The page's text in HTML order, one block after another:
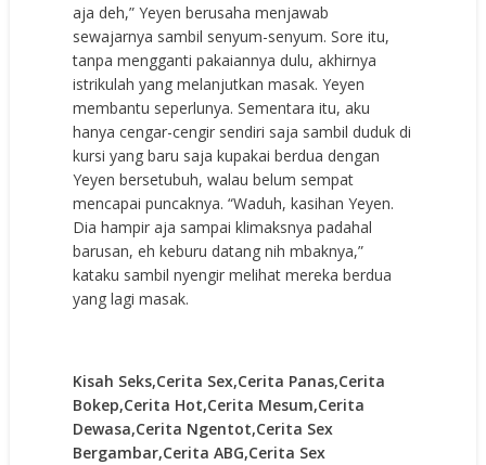
aja deh,” Yeyen berusaha menjawab
sewajarnya sambil senyum-senyum. Sore itu,
tanpa mengganti pakaiannya dulu, akhirnya
istrikulah yang melanjutkan masak. Yeyen
membantu seperlunya. Sementara itu, aku
hanya cengar-cengir sendiri saja sambil duduk di
kursi yang baru saja kupakai berdua dengan
Yeyen bersetubuh, walau belum sempat
mencapai puncaknya. “Waduh, kasihan Yeyen.
Dia hampir aja sampai klimaksnya padahal
barusan, eh keburu datang nih mbaknya,”
kataku sambil nyengir melihat mereka berdua
yang lagi masak.
Kisah Seks,Cerita Sex,Cerita Panas,Cerita
Bokep,Cerita Hot,Cerita Mesum,Cerita
Dewasa,Cerita Ngentot,Cerita Sex
Bergambar,Cerita ABG,Cerita Sex